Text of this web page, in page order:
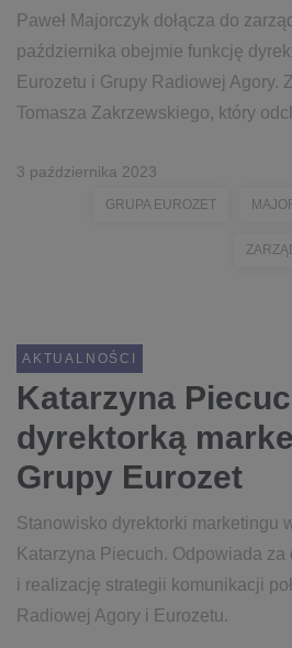
Paweł Majorczyk dołącza do
października obejmie funkcję
Eurozetu i Grupy Radiowej Agory.
Tomasza Zakrzewskiego, który
3 października 2023
GRUPA EUROZET
AKTUALNOŚCI
Katarzyna
dyrektorką
Grupy Eurozet
Stanowisko dyrektorki marketingu
Katarzyna Piecuch. Odpowiada za
i realizację strategii komunikacji
Radiowej Agory i Eurozetu.